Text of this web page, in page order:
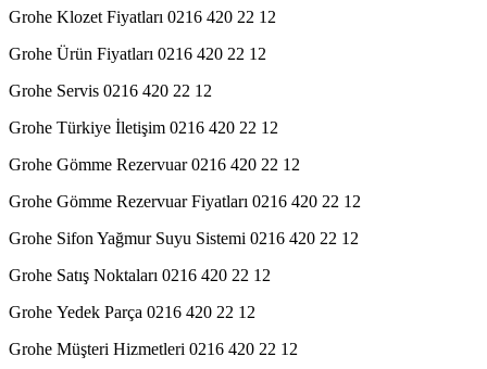
Grohe Klozet Fiyatları 0216 420 22 12
Grohe Ürün Fiyatları 0216 420 22 12
Grohe Servis 0216 420 22 12
Grohe Türkiye İletişim 0216 420 22 12
Grohe Gömme Rezervuar 0216 420 22 12
Grohe Gömme Rezervuar Fiyatları 0216 420 22 12
Grohe Sifon Yağmur Suyu Sistemi 0216 420 22 12
Grohe Satış Noktaları 0216 420 22 12
Grohe Yedek Parça 0216 420 22 12
Grohe Müşteri Hizmetleri 0216 420 22 12